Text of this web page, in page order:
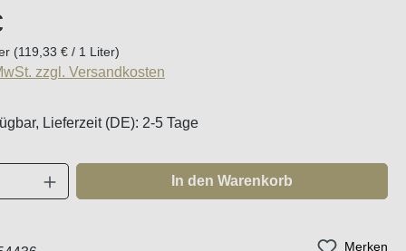
(119,33 € / 1 Liter)
zzgl. Versandkosten
Lieferzeit (DE): 2-5 Tage
Anzahl: Gib den gewünschten Wert ein
In den Warenkorb
Merken